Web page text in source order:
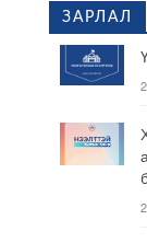
ЗАРЛАЛ